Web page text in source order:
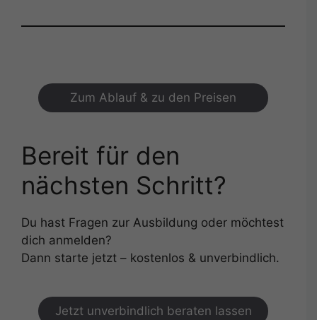
Zum Ablauf & zu den Preisen
Bereit für den
nächsten Schritt?
Du hast Fragen zur Ausbildung oder möchtest
dich anmelden?
Dann starte jetzt – kostenlos & unverbindlich.
Jetzt unverbindlich beraten lassen